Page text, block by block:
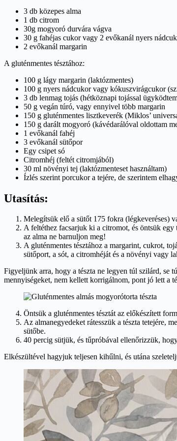
3 db közepes alma
1 db citrom
30g mogyoró durvára vágva
30 g fahéjas cukor vagy 2 evőkanál nyers
2 evőkanál margarin
A gluténmentes tésztához:
100 g lágy margarin (laktózmentes)
100 g nyers nádcukor vagy kókuszvirágcukor
3 db lenmag tojás (hétköznapi tojással
50 g vegán túró, vagy ennyivel több margarin
150 g gluténmentes lisztkeverék (Miklos’
150 g darált mogyoró (kávédarálóval oldottam
1 evőkanál fahéj
3 evőkanál sütőpor
Egy csipet só
Citromhéj (feltét citromjából)
30 ml növényi tej (laktózmenteset használtam)
Ízlés szerint porcukor a tejére, de szerintem
Utasítás:
Melegítsük elő a sütőt 175 fokra (légkeveréses)
A feltéthez facsarjuk ki a citromot, és öntsük
az alma ne barnuljon meg!
A gluténmentes tésztához a margarint, cukrot,
sütőport, a sót, a citromhéját és a növényi vagy
Figyeljünk arra, hogy a tészta ne legyen túl szilárd, se
mennyiségeket, nem kellett korrigálnom, pont jó lett a
Öntsük a gluténmentes tésztát az előkészített
Az almanegyedeket rátesszük a tészta tetejére,
sütőbe.
40 percig sütjük, és tűpróbával ellenőrizzük,
Elkészültével hagyjuk teljesen kihűlni, és utána